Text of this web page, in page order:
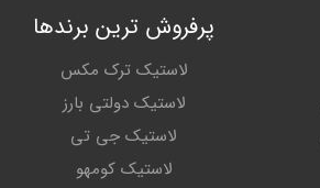
پرفروش ترین برندها
لاستیک ترک مکس
لاستیک دولتی بارز
لاستیک جی تی
لاستیک کومهو